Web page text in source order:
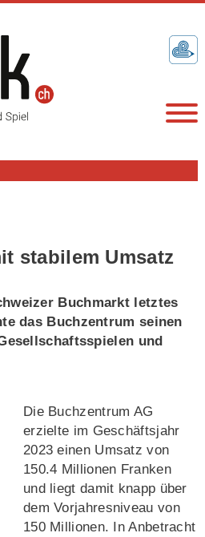
stabilem Umsatz
Buchmarkt letztes
das Buchzentrum seinen
und
Die Buchzentrum AG
erzielte im Geschäftsjahr
2023 einen Umsatz von
150.4 Millionen Franken
und liegt damit knapp über
dem Vorjahresniveau von
150 Millionen. In Anbetracht